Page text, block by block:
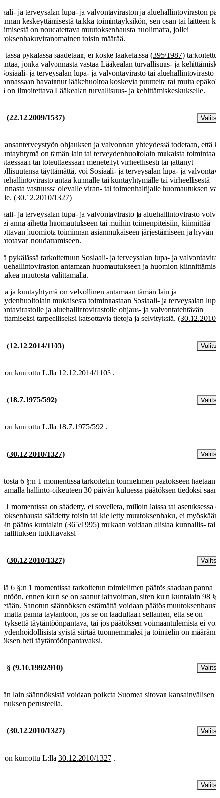
ja terveysalan lupa- ja valvontaviraston ja aluehallintoviraston
keskeyttämisestä taikka toimintayksikön, sen osan tai laitteen
on noudatettava muutoksenhausta huolimatta, jollei
toisin määrää.
tässä pykälässä säädetään, ei koske lääkelaissa (395/1987)
jonka valvonnasta vastaa Lääkealan turvallisuus- ja
Sosiaali- ja terveysalan lupa- ja valvontavirasto tai aluehallintovirasto
havainnut lääkehuoltoa koskevia puutteita tai muita
on ilmoitettava Lääkealan turvallisuus- ja kehittämiskeskukselle.
(22.12.2009/1537)
kansanterveystyön ohjauksen ja valvonnan yhteydessä todetaan, että
on tämän lain tai terveydenhuoltolain mukaista toimintaa
tai toteuttaessaan menetellyt virheellisesti tai jättänyt
täyttämättä, voi Sosiaali- ja terveysalan lupa- ja
antaa kunnalle tai kuntayhtymälle tai virheellisestä
vastuussa olevalle viran- tai toimenhaltijalle huomautuksen
(30.12.2010/1327)
ja terveysalan lupa- ja valvontavirasto ja aluehallintovirasto
ei anna aihetta huomautukseen tai muihin toimenpiteisiin, kiinnittää
huomiota toiminnan asianmukaiseen järjestämiseen ja hyvän
noudattamiseen.
pykälässä tarkoitettuun Sosiaali- ja terveysalan lupa- ja
antamaan huomautukseen ja huomion
hakea muutosta valittamalla.
ja kuntayhtymä on velvollinen antamaan tämän lain ja
mukaisesta toiminnastaan Sosiaali- ja terveysalan
ja aluehallintovirastolle ohjaus- ja valvontatehtävän
tarpeelliseksi katsottavia tietoja ja selvityksiä. (30.12.2010/
(12.12.2014/1103)
on kumottu L:lla 12.12.2014/1103 .
(18.7.1975/592)
on kumottu L:lla 18.7.1975/592 .
(30.12.2010/1327)
6 §:n 1 momentissa tarkoitetun toimielimen päätökseen haetaan
hallinto-oikeuteen 30 päivän kuluessa päätöksen tiedoksi
1 momentissa on säädetty, ei sovelleta, milloin laissa tai asetuksessa
säädetty toisin tai kielletty muutoksenhaku, ei myöskään
päätös kuntalain (365/1995) mukaan voidaan alistaa kunnallis- tai
tutkittavaksi
(30.12.2010/1327)
6 §:n 1 momentissa tarkoitetun toimielimen päätös saadaan panna
ennen kuin se on saanut lainvoiman, siten kuin kuntalain 98
Sanotun säännöksen estämättä voidaan päätös
panna täytäntöön, jos se on laadultaan sellainen, että se on
täytäntöönpantava, tai jos päätöksen voimaantulemista ei
syistä siirtää tuonnemmaksi ja toimielin on
heti täytäntöönpantavaksi.
§ (9.10.1992/910)
lain säännöksistä voidaan poiketa Suomea sitovan kansainvälisen
perusteella.
(30.12.2010/1327)
on kumottu L:lla 30.12.2010/1327 .